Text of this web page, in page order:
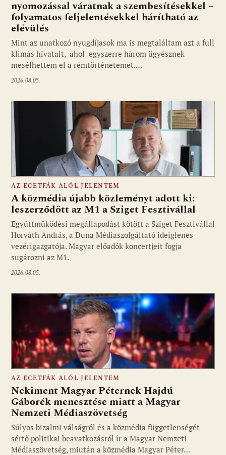
nyomozással váratnak a szembesítésekkel –
folyamatos feljelentésekkel hárítható az
elévülés
Mint az unatkozó nyugdíjasok ma is megtaláltam azt a full
klimás hivatalt, ahol egyszerre három ügyésznek
mesélhettem el a rémtörténetemet.…
2026.08.05.
Fotó: media1.hu
AZ ECETFÁK ALÓL JELENTEM
A közmédia újabb közleményt adott ki:
leszerződött az M1 a Sziget Fesztivállal
Együttműködési megállapodást kötött a Sziget Fesztivállal
Horváth András, a Duna Médiaszolgáltató ideiglenes
vezérigazgatója. Magyar előadók koncertjeit fogja
sugározni az M1.
2026.08.05.
Fotó: media1.hu
AZ ECETFÁK ALÓL JELENTEM
Nekiment Magyar Péternek Hajdú
Gáborék menesztése miatt a Magyar
Nemzeti Médiaszövetség
Súlyos bizalmi válságról és a közmédia függetlenségét
sértő politikai beavatkozásról ír a Magyar Nemzeti
Médiaszövetség, miután a közmédia Magyar Péter…